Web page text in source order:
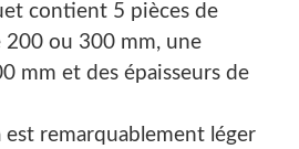
contient 5 pièces de
200 ou 300 mm, une
mm et des épaisseurs de
est remarquablement léger